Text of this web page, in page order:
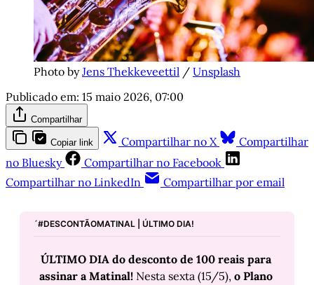
Photo by Jens Thekkeveettil / Unsplash
Publicado em: 15 maio 2026, 07:00
Compartilhar
Copiar link Compartilhar no X
Compartilhar
no Bluesky
Compartilhar no Facebook
Compartilhar no LinkedIn
Compartilhar por email
´#DESCONTÃOMATINAL | ÚLTIMO DIA!
ÚLTIMO DIA do desconto de 100 reais para
assinar a Matinal! Nesta sexta (15/5), o Plano